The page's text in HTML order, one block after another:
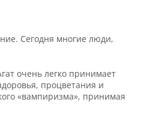
Сегодня многие люди,
очень легко принимает
процветания и
«вампиризма», принимая